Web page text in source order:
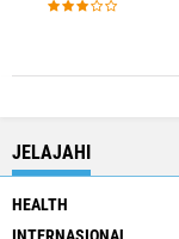
JELAJAHI
HEALTH